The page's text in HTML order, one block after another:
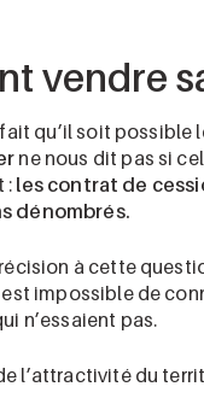
vendre
qu’il soit
ne nous dit pas si
:les contrat de
dénombrés.
à cette
est impossible de
n’essaient pas.
l’attractivité du